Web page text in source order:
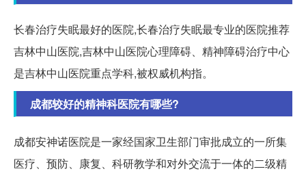
长春治疗失眠最好的医院,长春治疗失眠最专业的医院推荐
吉林中山医院,吉林中山医院心理障碍、精神障碍治疗中心
是吉林中山医院重点学科,被权威机构指。
成都较好的精神科医院有哪些?
成都安神诺医院是一家经国家卫生部门审批成立的一所集
医疗、预防、康复、科研教学和对外交流于一体的二级精